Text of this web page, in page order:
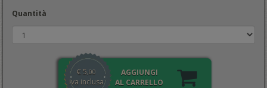
Quantità
€5,00
iva inclusa
AGGIUNGI
AL CARRELLO